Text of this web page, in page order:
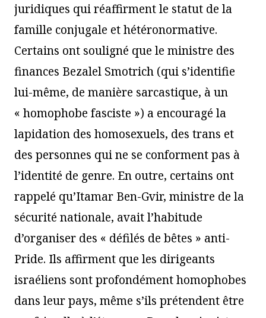
juridiques qui réaffirment le statut de la
famille conjugale et hétéronormative.
Certains ont souligné que le ministre des
finances Bezalel Smotrich (qui s’identifie
lui-même, de manière sarcastique, à un
« homophobe fasciste ») a encouragé la
lapidation des homosexuels, des trans et
des personnes qui ne se conforment pas à
l’identité de genre. En outre, certains ont
rappelé qu’Itamar Ben-Gvir, ministre de la
sécurité nationale, avait l’habitude
d’organiser des « défilés de bêtes » anti-
Pride. Ils affirment que les dirigeants
israéliens sont profondément homophobes
dans leur pays, même s’ils prétendent être